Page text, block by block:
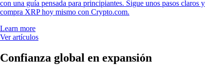
con una guía pensada para principiantes. Sigue unos pasos claros y
compra XRP hoy mismo con Crypto.com.
Learn more
Ver artículos
Confianza global en expansión